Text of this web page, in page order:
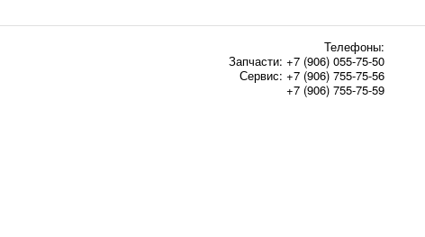
Телефоны:
Запчасти: +7 (906) 055-75-50
Сервис: +7 (906) 755-75-56
+7 (906) 755-75-59